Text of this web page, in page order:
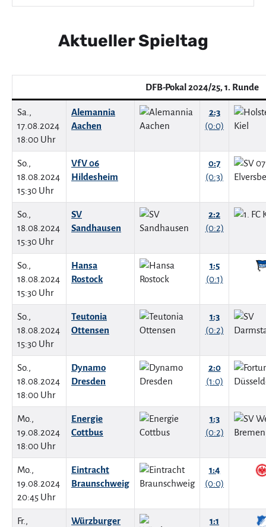
Aktueller Spieltag
DFB-Pokal 2024/25, 1. Runde
Sa.,
17.08.2024
18:00 Uhr
Alemannia
Aachen
2:3
(0:0)
So.,
18.08.2024
15:30 Uhr
VfV 06
Hildesheim
0:7
(0:3)
So.,
18.08.2024
15:30 Uhr
SV
Sandhausen
2:2
(0:2)
So.,
18.08.2024
15:30 Uhr
Hansa
Rostock
1:5
(0:1)
So.,
18.08.2024
15:30 Uhr
Teutonia
Ottensen
1:3
(0:2)
So.,
18.08.2024
18:00 Uhr
Dynamo
Dresden
2:0
(1:0)
Mo.,
19.08.2024
18:00 Uhr
Energie
Cottbus
1:3
(0:2)
Mo.,
19.08.2024
20:45 Uhr
Eintracht
Braunschweig
1:4
(0:0)
Fr.,
Würzburger
1:1